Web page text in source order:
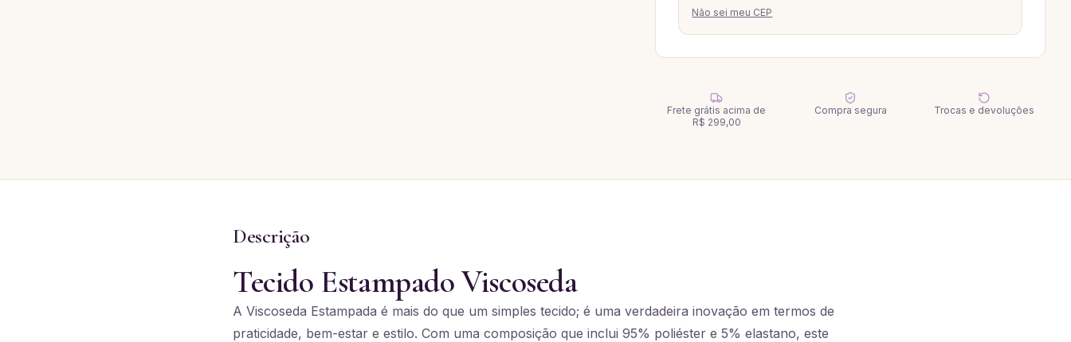
Não sei meu CEP
Frete grátis acima de
R$ 299,00
Compra segura Trocas e devoluções
Descrição
Tecido Estampado Viscoseda
A Viscoseda Estampada é mais do que um simples tecido; é uma verdadeira inovação em termos de
praticidade, bem-estar e estilo. Com uma composição que inclui 95% poliéster e 5% elastano, este